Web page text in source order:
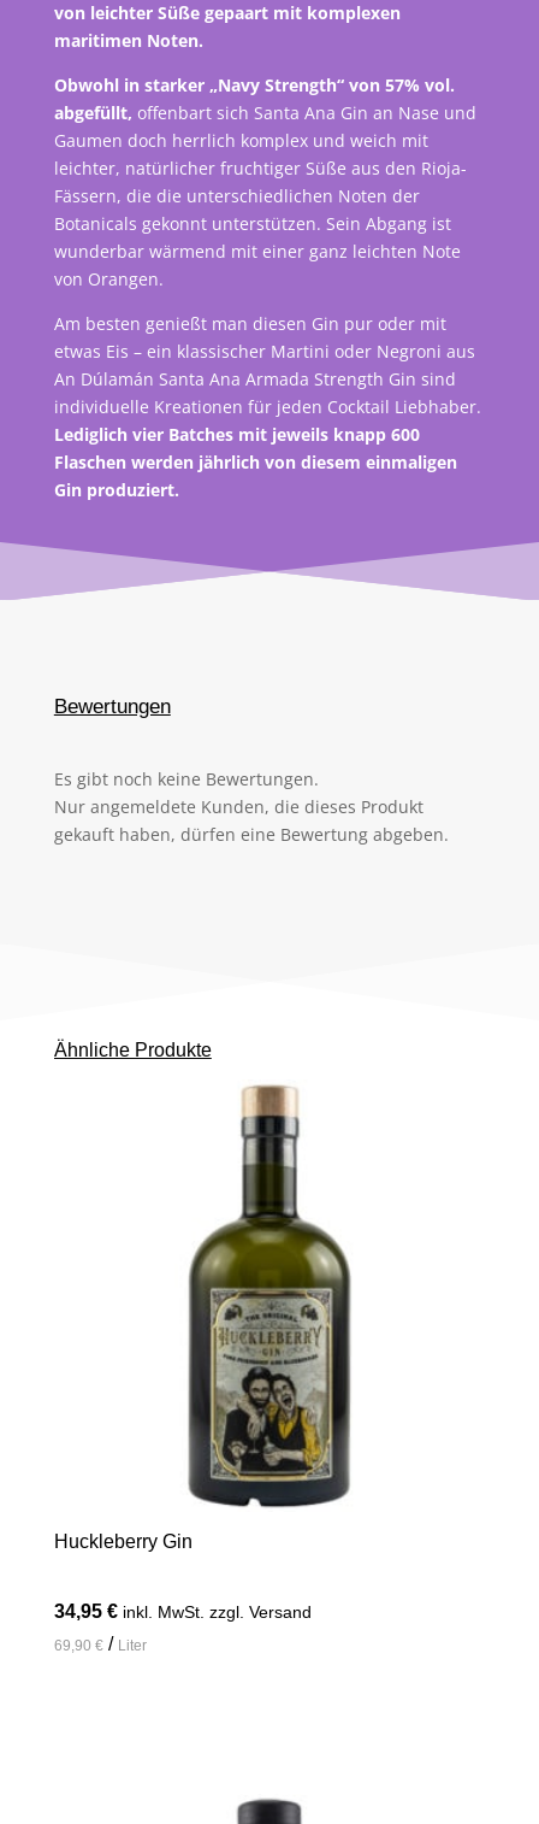
von leichter Süße gepaart mit komplexen
maritimen Noten.
Obwohl in starker „Navy Strength“ von 57% vol.
abgefüllt, offenbart sich Santa Ana Gin an Nase und
Gaumen doch herrlich komplex und weich mit
leichter, natürlicher fruchtiger Süße aus den Rioja-
Fässern, die die unterschiedlichen Noten der
Botanicals gekonnt unterstützen. Sein Abgang ist
wunderbar wärmend mit einer ganz leichten Note
von Orangen.
Am besten genießt man diesen Gin pur oder mit
etwas Eis – ein klassischer Martini oder Negroni aus
An Dúlamán Santa Ana Armada Strength Gin sind
individuelle Kreationen für jeden Cocktail Liebhaber.
Lediglich vier Batches mit jeweils knapp 600
Flaschen werden jährlich von diesem einmaligen
Gin produziert.
Bewertungen
Es gibt noch keine Bewertungen.
Nur angemeldete Kunden, die dieses Produkt
gekauft haben, dürfen eine Bewertung abgeben.
Ähnliche Produkte
Huckleberry Gin
34,95 € inkl. MwSt. zzgl. Versand
69,90 €/ Liter